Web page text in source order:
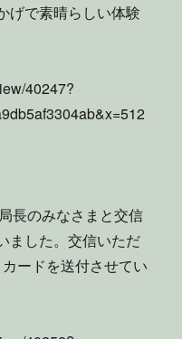
げで素晴らしい体験
長のみなさまと交信
ました。交信いただ
ードを送付させてい